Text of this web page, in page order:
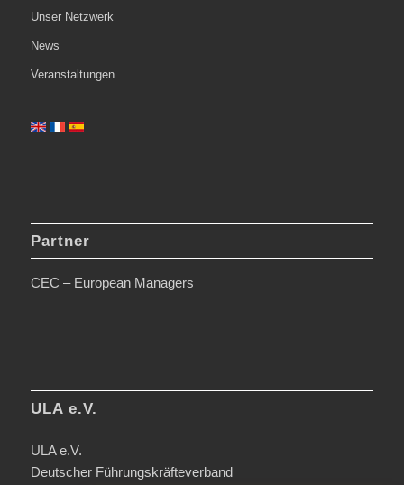
Unser Netzwerk
News
Veranstaltungen
Partner
CEC – European Managers
ULA e.V.
ULA e.V.
Deutscher Führungskräfteverband